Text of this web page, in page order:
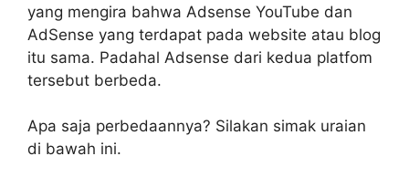
yang mengira bahwa Adsense YouTube dan
AdSense yang terdapat pada website atau blog
itu sama. Padahal Adsense dari kedua platfom
tersebut berbeda.
Apa saja perbedaannya? Silakan simak uraian
di bawah ini.